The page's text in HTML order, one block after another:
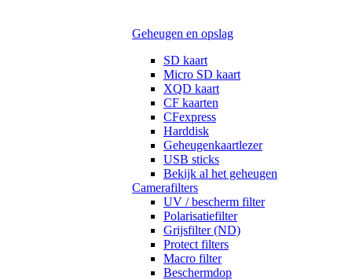
Geheugen en opslag
SD kaart
Micro SD kaart
XQD kaart
CF kaarten
CFexpress
Harddisk
Geheugenkaartlezer
USB sticks
Bekijk al het geheugen
Camerafilters
UV / bescherm filter
Polarisatiefilter
Grijsfilter (ND)
Protect filters
Macro filter
Beschermdop